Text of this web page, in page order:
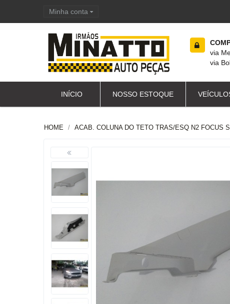
Minha conta
via
via
INÍCIO NOSSO ESTOQUE
HOME ACAB. COLUNA DO TETO TRAS/ESQ N2 FOCUS